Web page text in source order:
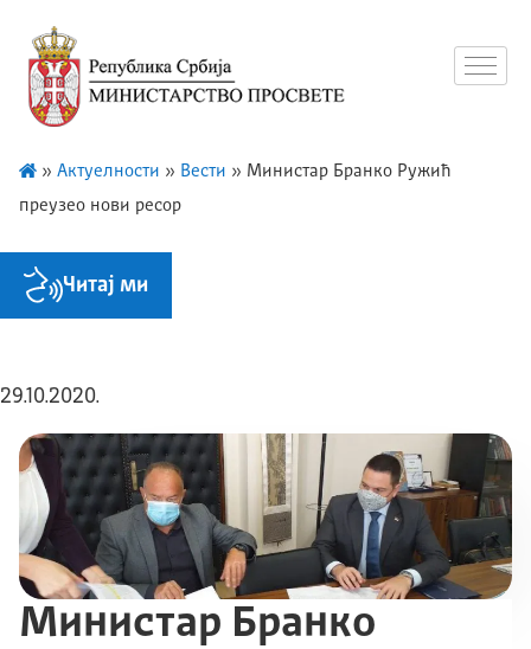
» Актуелности » Вести » Министар Бранко Ружић
преузео нови ресор
Читај ми
29.10.2020.
Министар Бранко